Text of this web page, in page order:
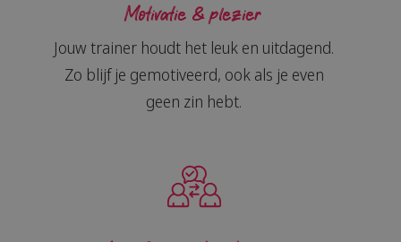
Motivatie & plezier
Jouw trainer houdt het leuk en uitdagend.
Zo blijf je gemotiveerd, ook als je even
geen zin hebt.